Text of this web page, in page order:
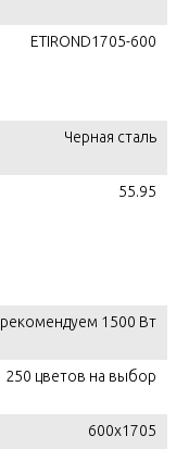
ETIROND1705-600
Черная сталь
55.95
рекомендуем 1500 Вт
250 цветов на выбор
600x1705